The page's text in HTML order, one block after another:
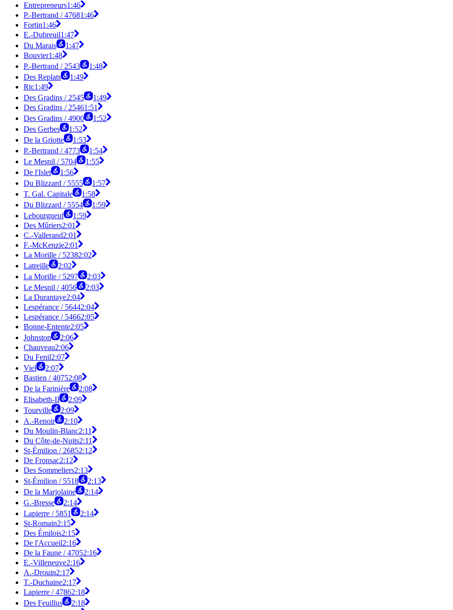
Entrepreneurs1:46
P.-Bertrand / 47681:46
Fortin1:46
E.-Dubreuil1:47
Du Marais
1:47
Bouvier1:48
P.-Bertrand / 2543
1:48
Des Replats
1:49
Rtc1:49
Des Gradins / 2545
1:49
Des Gradins / 25461:51
Des Gradins / 4900
1:52
Des Gerbes
1:52
De la Griotte
1:53
P.-Bertrand / 4773
1:54
Le Mesnil / 5704
1:55
De l'Islet
1:56
Du Blizzard / 5555
1:57
T. Gal. Capitale
1:58
Du Blizzard / 5554
1:59
Lebourgneuf
1:59
Des Mûriers2:01
C.-Vallerand2:01
F.-McKenzie2:01
La Morille / 52382:02
Latreille
2:02
La Morille / 5297
2:03
Le Mesnil / 4056
2:03
La Durantaye2:04
Lespérance / 56442:04
Lespérance / 54662:05
Bonne-Entente2:05
Johnston
2:06
Chauveau2:06
Du Fenil2:07
Viel
2:07
Bastien / 40752:08
De la Farinière
2:08
Elisabeth-II
2:09
Tourville
2:09
A.-Renoir
2:10
Du Moulin-Blanc2:11
Du Côte-de-Nuits2:11
St-Émilion / 26852:12
De Fronsac2:12
Des Sommeliers2:13
St-Émilion / 5518
2:13
De la Marjolaine
2:14
G.-Bresse
2:14
Lapierre / 5851
2:14
St-Romain2:15
Des Émilois2:15
De l'Accueil2:16
De la Faune / 47052:16
E.-Villeneuve2:16
A.-Drouin2:17
T.-Duchaine2:17
Lapierre / 47862:18
Des Feuillus
2:18